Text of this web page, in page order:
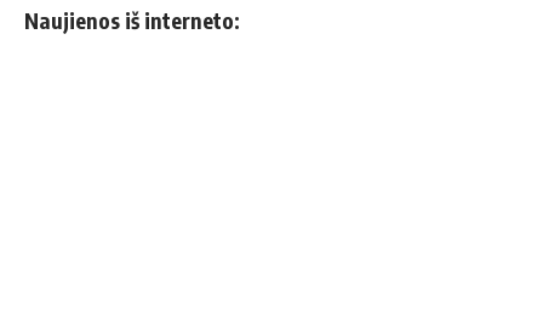
Naujienos iš interneto: